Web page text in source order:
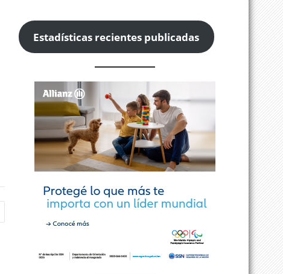
Estadísticas recientes publicadas